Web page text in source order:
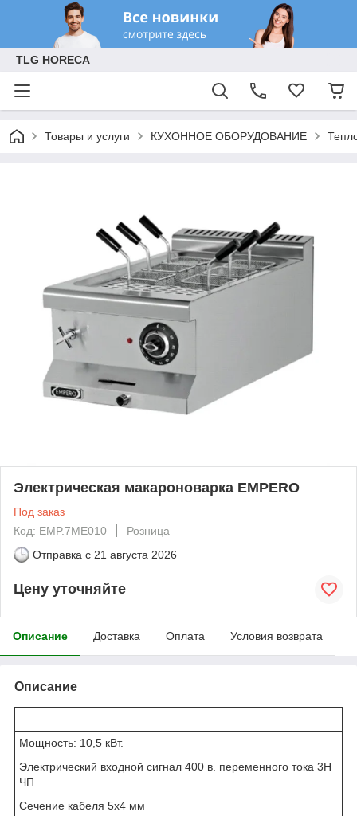
TLG HORECA
Товары и услуги КУХОННОЕ ОБОРУДОВАНИЕ
Электрическая макароноварка EMPERO
Под заказ
Код: EMP.7ME010
Розница
Отправка с 21 августа 2026
Цену уточняйте
Описание Доставка Оплата Условия возврата
Описание
Мощность: 10,5 кВт.
Электрический входной сигнал 400 в. переменного тока 3Н
ЧП
Сечение кабеля 5х4 мм